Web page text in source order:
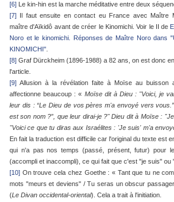
[6] Le kin-hin est la marche méditative entre deux
[7] Il faut ensuite en contact eu France avec Maître
maître d'Aïkidô avant de créer le Kinomichi. Voir le II de
Noro et le kinomichi. Réponses de Maître Noro dans
KINOMICHI"
[8] Graf Dürckheim (1896-1988) a 82 ans, on est donc
l'article.
[9] Allusion à la révélation faite à Moïse au buisson
affectionne beaucoup : « Moïse dit à Dieu : "Voici, je
leur dis : “Le Dieu de vos pères m'a envoyé vers
est son nom ?”, que leur dirai-je ?" Dieu dit à Moïse :
"Voici ce que tu diras aux Israélites : 'Je suis' m'a
En fait la traduction est difficile car l'original du texte est
qui n'a pas nos temps (passé, présent, futur) pour
(accompli et inaccompli), ce qui fait que c'est "je suis" ou
[10] On trouve cela chez Goethe : « Tant que tu ne
mots "meurs et deviens" / Tu seras un obscur
(Le Divan occidental-oriental). Cela a trait à l'initiation.